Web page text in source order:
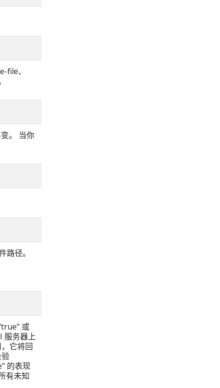
file、
。 当你
径。
或
服务器上
它将回
的表现
有未知